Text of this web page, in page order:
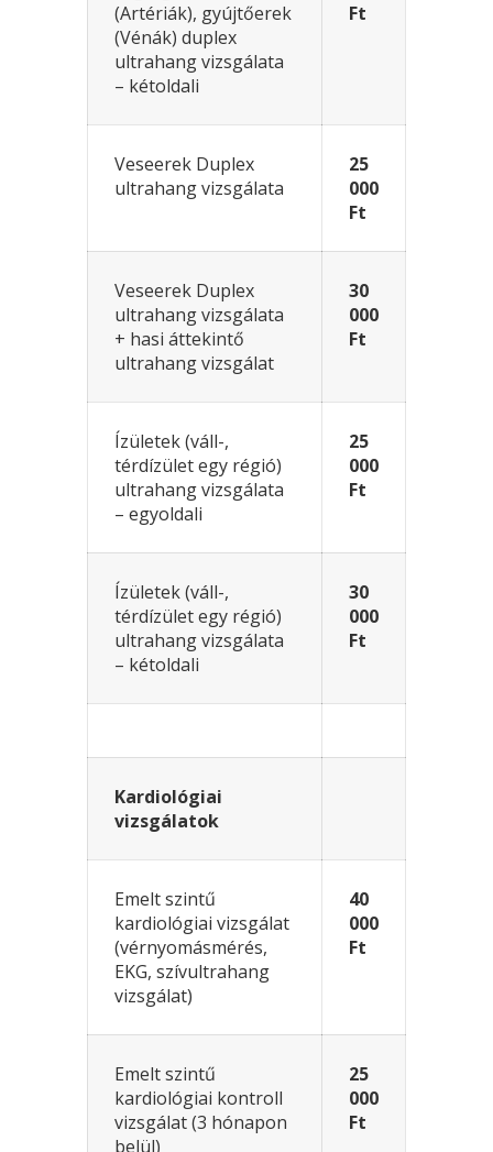
(Artériák), gyújtőerek
(Vénák) duplex
ultrahang vizsgálata
– kétoldali
Ft
Veseerek Duplex
ultrahang vizsgálata
25
000
Ft
Veseerek Duplex
ultrahang vizsgálata
+ hasi áttekintő
ultrahang vizsgálat
30
000
Ft
Ízületek (váll-,
térdízület egy régió)
ultrahang vizsgálata
– egyoldali
25
000
Ft
Ízületek (váll-,
térdízület egy régió)
ultrahang vizsgálata
– kétoldali
30
000
Ft
Kardiológiai
vizsgálatok
Emelt szintű
kardiológiai vizsgálat
(vérnyomásmérés,
EKG, szívultrahang
vizsgálat)
40
000
Ft
Emelt szintű
kardiológiai kontroll
vizsgálat (3 hónapon
belül)
25
000
Ft